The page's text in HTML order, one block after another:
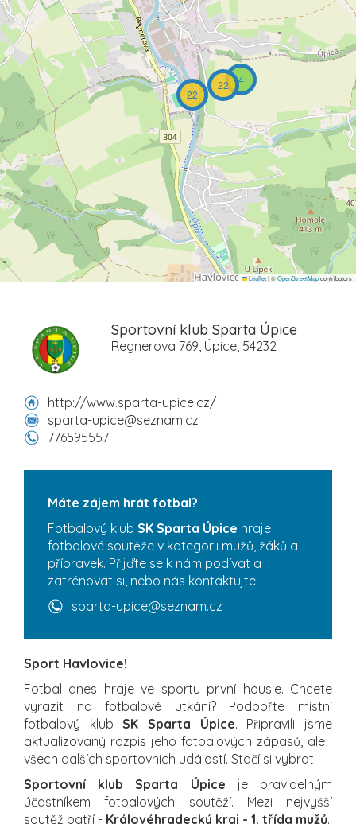
4
22
22
Leaflet|©OpenStreetMapcontributors
Sportovní klub Sparta Úpice
Regnerova 769, Úpice, 54232
http://www.sparta-upice.cz/
sparta-upice@seznam.cz
776595557
Máte zájem hrát fotbal?
Fotbalový klub SK Sparta Úpice hraje
fotbalové soutěže v kategorii mužů, žáků a
přípravek. Přijďte se k nám podívat a
zatrénovat si, nebo nás kontaktujte!
sparta-upice@seznam.cz
Sport Havlovice!
Fotbal dnes hraje ve sportu první housle. Chcete
vyrazit na fotbalové utkání? Podpořte místní
fotbalový klubSK Sparta Úpice. Připravili jsme
aktualizovaný rozpis jeho fotbalových zápasů, ale i
všech dalších sportovních událostí. Stačí si vybrat.
Sportovní klub Sparta Úpice je pravidelným
účastníkem fotbalových soutěží. Mezi nejvyšší
soutěž patří - Královéhradecký kraj - 1. třída mužů.